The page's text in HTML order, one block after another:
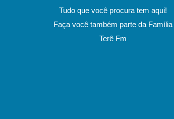
Tudo que você procura tem aqui!
Faça você também parte da Família
Terê Fm